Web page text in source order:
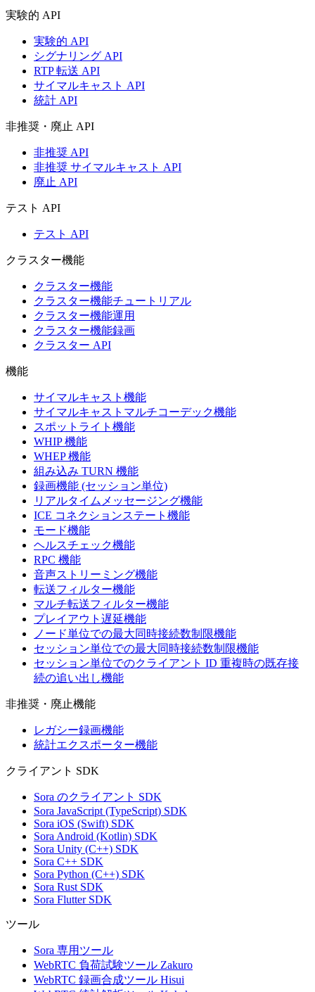
実験的 API
実験的 API
シグナリング API
RTP 転送 API
サイマルキャスト API
統計 API
非推奨・廃止 API
非推奨 API
非推奨 サイマルキャスト API
廃止 API
テスト API
テスト API
クラスター機能
クラスター機能
クラスター機能チュートリアル
クラスター機能運用
クラスター機能録画
クラスター API
機能
サイマルキャスト機能
サイマルキャストマルチコーデック機能
スポットライト機能
WHIP 機能
WHEP 機能
組み込み TURN 機能
録画機能 (セッション単位)
リアルタイムメッセージング機能
ICE コネクションステート機能
モード機能
ヘルスチェック機能
RPC 機能
音声ストリーミング機能
転送フィルター機能
マルチ転送フィルター機能
プレイアウト遅延機能
ノード単位での最大同時接続数制限機能
セッション単位での最大同時接続数制限機能
セッション単位でのクライアント ID 重複時の既存接
続の追い出し機能
非推奨・廃止機能
レガシー録画機能
統計エクスポーター機能
クライアント SDK
Sora のクライアント SDK
Sora JavaScript (TypeScript) SDK
Sora iOS (Swift) SDK
Sora Android (Kotlin) SDK
Sora Unity (C++) SDK
Sora C++ SDK
Sora Python (C++) SDK
Sora Rust SDK
Sora Flutter SDK
ツール
Sora 専用ツール
WebRTC 負荷試験ツール Zakuro
WebRTC 録画合成ツール Hisui